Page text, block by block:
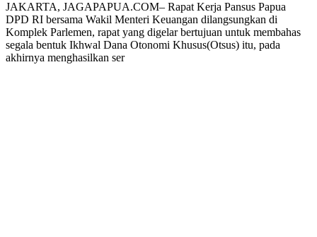
JAKARTA, JAGAPAPUA.COM– Rapat Kerja Pansus Papua
DPD RI bersama Wakil Menteri Keuangan dilangsungkan di
Komplek Parlemen, rapat yang digelar bertujuan untuk membahas
segala bentuk Ikhwal Dana Otonomi Khusus(Otsus) itu, pada
akhirnya menghasilkan ser